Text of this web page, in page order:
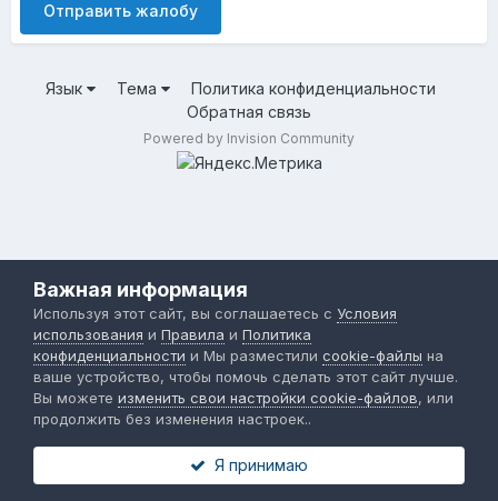
Отправить жалобу
Язык Тема
Политика конфиденциальности
Обратная связь
Powered by Invision Community
Важная информация
Используя этот сайт, вы соглашаетесь с Условия
использования и Правила и Политика
конфиденциальности и Мы разместили cookie-файлы на
ваше устройство, чтобы помочь сделать этот сайт лучше.
Вы можете изменить свои настройки cookie-файлов, или
продолжить без изменения настроек..
Я принимаю